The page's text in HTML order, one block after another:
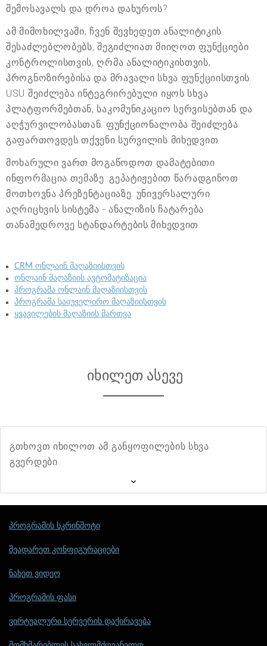
შემოსავალს და დროა დახუროს?
ამ მიმოხილვაში, ჩვენ შევხედეთ ანალიტიკის
შესაძლებლობებს, შეგიძლიათ მიიღოთ ფუნქციები
კონტროლისთვის, ღრმა ანალიტიკისთვის,
პროგნოზირებისა და მრავალი სხვა ფუნქციისთვის.
USU შეიძლება ინტეგრირებული იყოს სხვა
პლატფორმებთან, საკომუნიკაციო სერვისებთან და
აღჭურვილობასთან. ფუნქციონალობა შეიძლება
გაფართოვდეს თქვენი სურვილის მიხედვით.
მოხარული ვართ მოგაწოდოთ დამატებითი
ინფორმაცია თემაზე. გეპატიჟებით წარადგინოთ
მოთხოვნა პრეზენტაციაზე. უნივერსალური
აღრიცხვის სისტემა - ანალიზის ჩატარება
თანამედროვე სტანდარტების მიხედვით.
CRM ონლაინ მაღაზიისთვის
ონლაინ მაღაზიის ავტომატიზაცია
პროგრამა ონლაინ მაღაზიისთვის
პროგრამა საიუველირო მაღაზიისთვის
ყვავილების მაღაზიის მართვა
იხილეთ ასევე
გთხოვთ იხილოთ ამ განყოფილების სხვა
გვერდები.
პროგრამის სკრინშოტი
შეადარეთ კონფიგურაციები
ნახეთ ვიდეო
პროგრამის ფასი
ვირტუალური სერვერის დაქირავება